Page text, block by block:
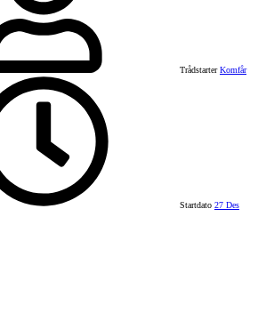
Trådstarter Komfår
Startdato 27 Des